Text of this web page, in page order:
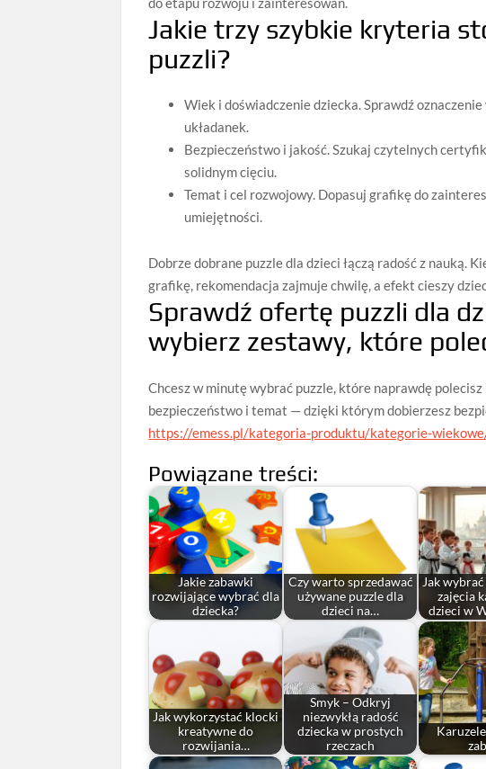
Jakie trzy szybkie kryteria
puzzli?
Wiek i doświadczenie dziecka. Sprawdź
układanek.
Bezpieczeństwo i jakość. Szukaj czytelnych
solidnym cięciu.
Temat i cel rozwojowy. Dopasuj grafikę do
umiejętności.
Dobrze dobrane puzzle dla dzieci łączą radość z nauką.
grafikę, rekomendacja zajmuje chwilę, a efekt cieszy
Sprawdź ofertę puzzli dla
wybierz zestawy, które
Chcesz w minutę wybrać puzzle, które naprawdę
bezpieczeństwo i temat — dzięki którym dobierzesz
https://emess.pl/kategoria-produktu/kategorie-
Powiązane treści:
Jakie zabawki
rozwijające wybrać dla
dziecka?
Czy warto sprzedawać
używane puzzle dla
dzieci na…
Jak
zajęcia
dzieci w
Jak wykorzystać klocki
kreatywne do
rozwijania…
Smyk – Odkryj
niezwykłą radość
dziecka w prostych
rzeczach